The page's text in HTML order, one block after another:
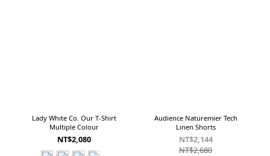
Lady White Co. Our T-Shirt
Multiple Colour
NT$2,080
Audience Naturemier Tech
Linen Shorts
NT$2,144
NT$2,680